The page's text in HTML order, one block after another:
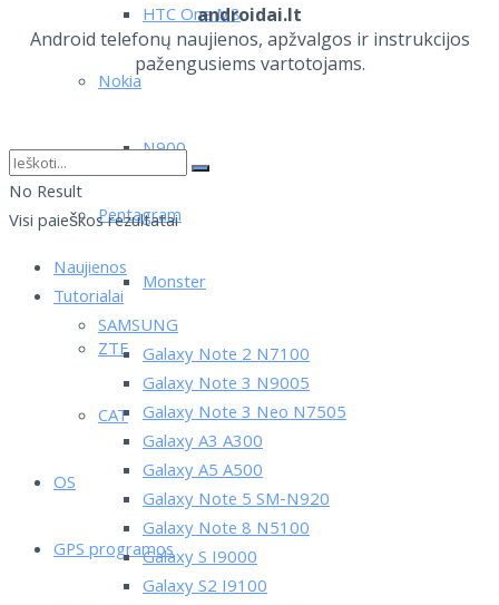
HTC One M8
Nokia
N900
Pentagram
Monster
ZTE
CAT
OS
GPS programos
androidai.lt
Android telefonų naujienos, apžvalgos ir instrukcijos
pažengusiems vartotojams.
No Result
Visi paieškos rezultatai
Naujienos
Tutorialai
SAMSUNG
Galaxy Note 2 N7100
Galaxy Note 3 N9005
Galaxy Note 3 Neo N7505
Galaxy A3 A300
Galaxy A5 A500
Galaxy Note 5 SM-N920
Galaxy Note 8 N5100
Galaxy S I9000
Galaxy S2 I9100